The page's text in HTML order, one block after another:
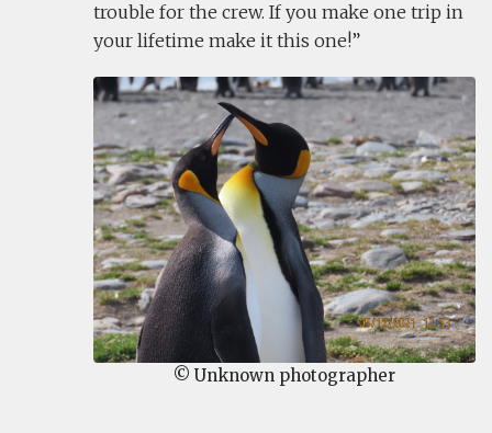
trouble for the crew. If you make one trip in
your lifetime make it this one!
© Unknown photographer